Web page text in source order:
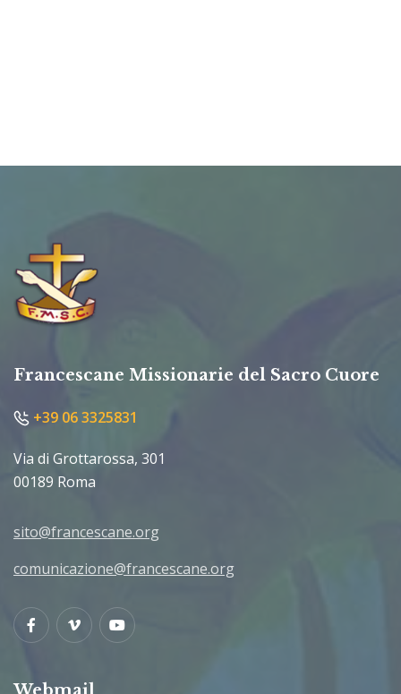
Francescane Missionarie del Sacro Cuore
+39 06 3325831
Via di Grottarossa, 301
00189 Roma
sito@francescane.org
comunicazione@francescane.org
FacebookVimeoYoutube